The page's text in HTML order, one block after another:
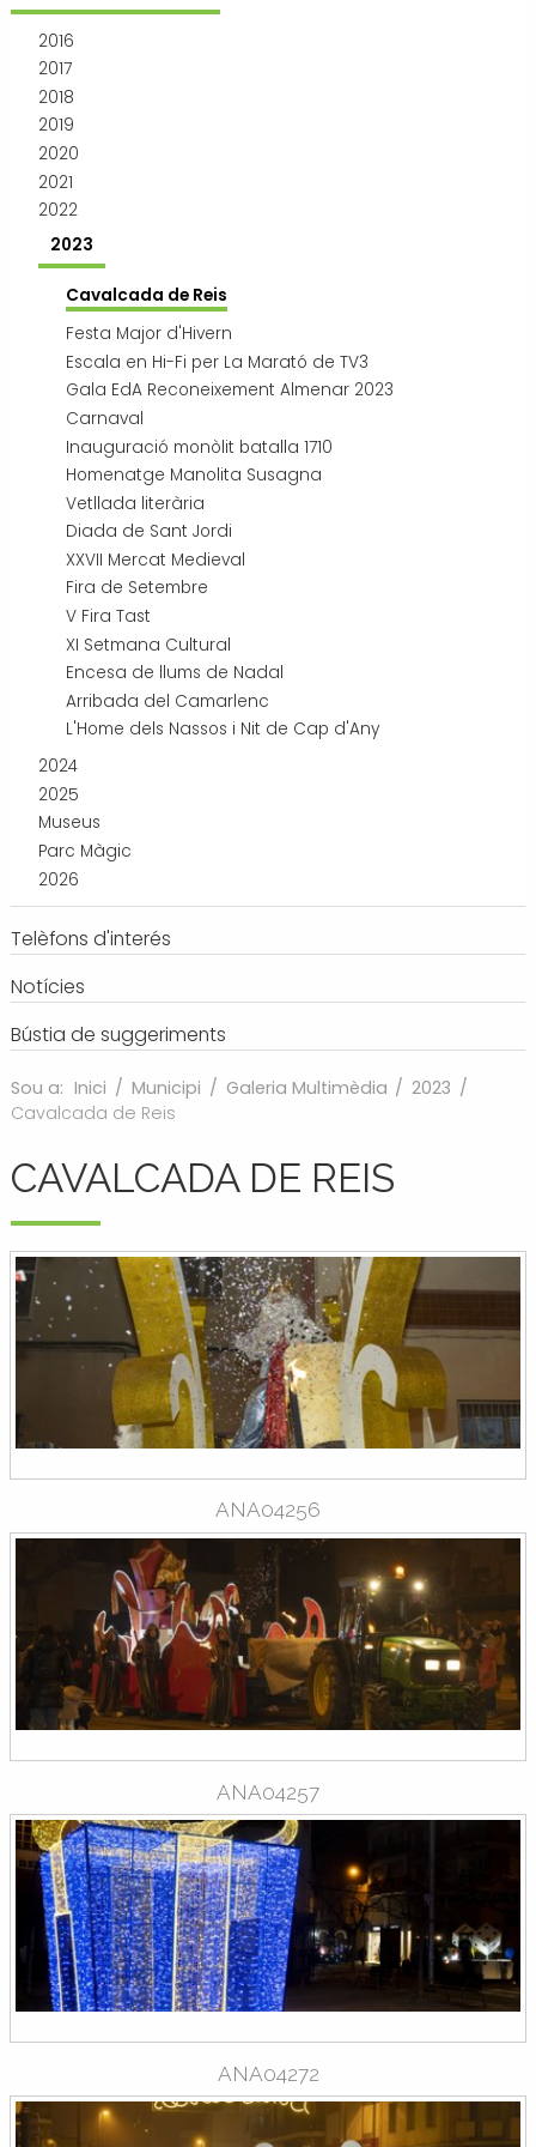
2016
2017
2018
2019
2020
2021
2022
2023
Cavalcada de Reis
Festa Major d'Hivern
Escala en Hi-Fi per La Marató de TV3
Gala EdA Reconeixement Almenar 2023
Carnaval
Inauguració monòlit batalla 1710
Homenatge Manolita Susagna
Vetllada literària
Diada de Sant Jordi
XXVII Mercat Medieval
Fira de Setembre
V Fira Tast
XI Setmana Cultural
Encesa de llums de Nadal
Arribada del Camarlenc
L'Home dels Nassos i Nit de Cap d'Any
2024
2025
Museus
Parc Màgic
2026
Telèfons d'interés
Notícies
Bústia de suggeriments
Sou a: Inici / Municipi / Galeria Multimèdia / 2023 /
Cavalcada de Reis
CAVALCADA DE REIS
ANA04256
ANA04257
ANA04272